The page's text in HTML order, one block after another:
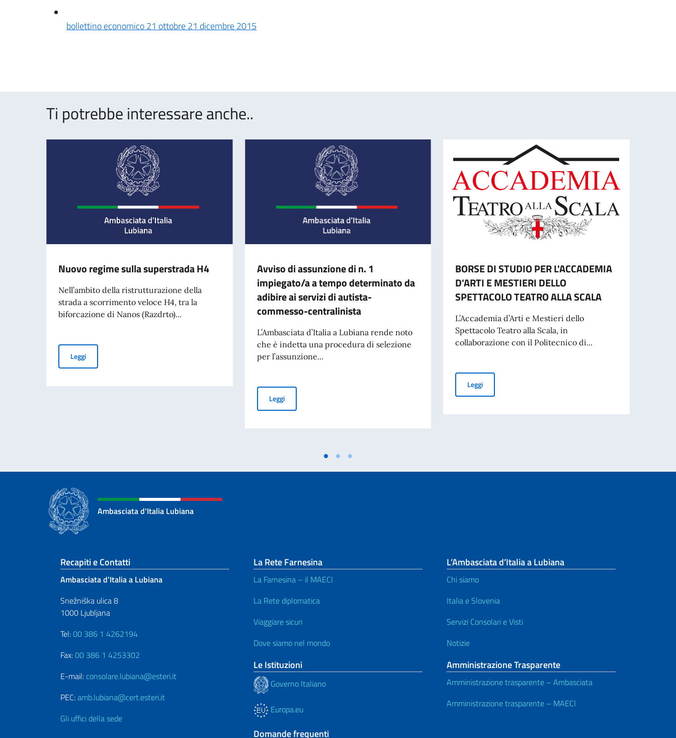
bollettino economico 21 ottobre 21 dicembre 2015
Ti potrebbe interessare anche..
Nuovo regime sulla superstrada H4
Nell’ambito della ristrutturazione della
strada a scorrimento veloce H4, tra la
biforcazione di Nanos (Razdrto)...
LeggiNuovo regime sulla superstrada H4
Avviso di assunzione di n. 1
impiegato/a a tempo determinato da
adibire ai servizi di autista-
commesso-centralinista
L’Ambasciata d’Italia a Lubiana rende noto
che è indetta una procedura di selezione
per l’assunzione...
LeggiAvviso di assunzione di n. 1 impiegato/a a tempo determinato da adibire ai servizi di autista-commesso-centralinista
BORSE DI STUDIO PER L'ACCADEMIA
D'ARTI E MESTIERI DELLO
SPETTACOLO TEATRO ALLA SCALA
L’Accademia d’Arti e Mestieri dello
Spettacolo Teatro alla Scala, in
collaborazione con il Politecnico di...
LeggiBORSE DI STUDIO PER L'ACCADEMIA D'ARTI E MESTIERI DELLO
Ambasciata d'Italia Lubiana
Sezione footer
Recapiti e Contatti
Ambasciata d’Italia a Lubiana
Snežniška ulica 8
1000 Ljubljana
Tel:00 386 1 4262194
Fax:00 386 1 4253302
E-mail: consolare.lubiana@esteri.it
PEC:amb.lubiana@cert.esteri.it
Gli uffici della sede
La Rete Farnesina
La Farnesina – il MAECI
La Rete diplomatica
Viaggiare sicuri
Dove siamo nel mondo
Le Istituzioni
Governo Italiano
Europa.eu
Domande frequenti
L’Ambasciata d’Italia a Lubiana
Chi siamo
Italia e Slovenia
Servizi Consolari e Visti
Notizie
Amministrazione Trasparente
Amministrazione trasparente – Ambasciata
Amministrazione trasparente – MAECI